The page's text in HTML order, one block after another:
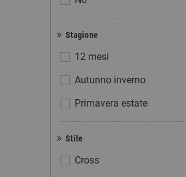
Stagione
12 mesi
Autunno inverno
Primavera estate
Stile
Cross